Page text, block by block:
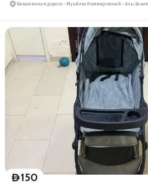
Безымянная дорога - Муайлех Коммерческий - Аль-Захия
D150